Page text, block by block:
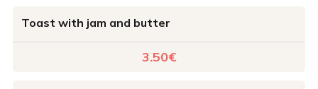
Toast with jam and butter
3.50€